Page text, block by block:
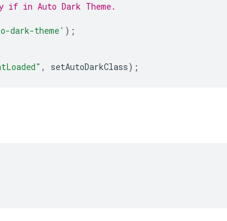
if in Auto Dark Theme.
dark-theme' );
, setAutoDarkClass);